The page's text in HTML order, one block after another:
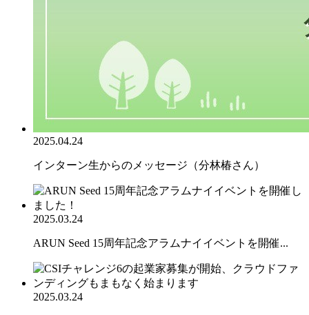
2025.04.24
インターン生からのメッセージ（分林椿さん）
2025.03.24
ARUN Seed 15周年記念アラムナイイベントを開催...
2025.03.24